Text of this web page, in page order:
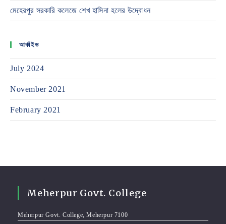
মেহেরপুর সরকারি কলেজে শেখ হাসিনা হলের উদ্বোধন
আর্কাইভ
July 2024
November 2021
February 2021
Meherpur Govt. College
Meherpur Govt. College, Meherpur 7100